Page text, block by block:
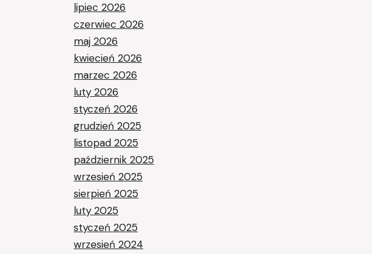
lipiec 2026
czerwiec 2026
maj 2026
kwiecień 2026
marzec 2026
luty 2026
styczeń 2026
grudzień 2025
listopad 2025
październik 2025
wrzesień 2025
sierpień 2025
luty 2025
styczeń 2025
wrzesień 2024